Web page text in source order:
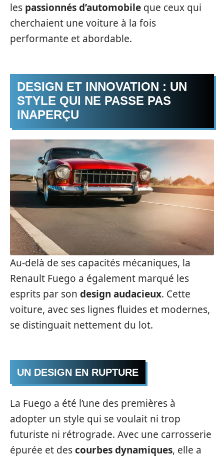
les passionnés d’automobile que ceux qui
cherchaient une voiture à la fois
performante et abordable.
DESIGN ET INNOVATION : UN
STYLE QUI NE PASSE PAS
INAPERÇU
Au-delà de ses capacités mécaniques, la
Renault Fuego a également marqué les
esprits par son design audacieux. Cette
voiture, avec ses lignes fluides et modernes,
se distinguait nettement du lot.
UN DESIGN EN RUPTURE
La Fuego a été l’une des premières à
adopter un style qui se voulait ni trop
futuriste ni rétrograde. Avec une carrosserie
épurée et descourbes dynamiques, elle a